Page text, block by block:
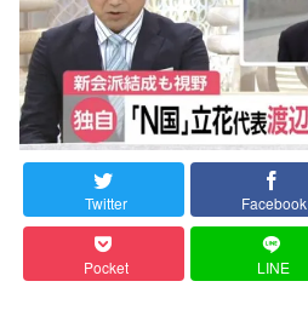
Twitter Facebook
Pocket LINE